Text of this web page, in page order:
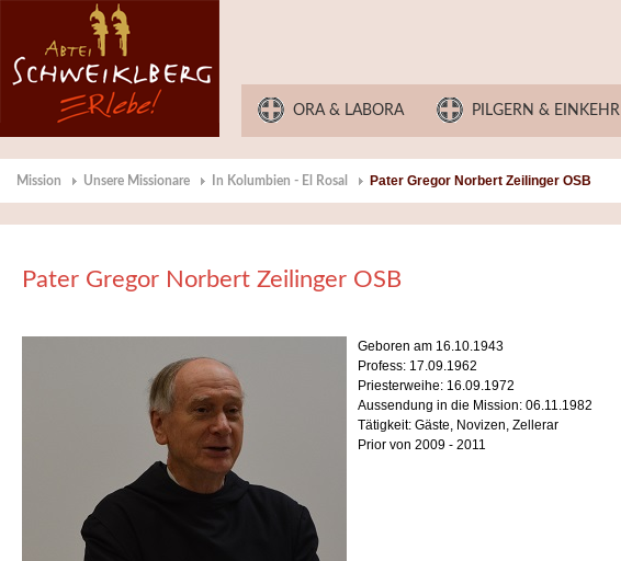
ORA & LABORA PILGERN & EINKEHR
Mission Unsere Missionare In Kolumbien - El Rosal Pater Gregor Norbert Zeilinger OSB
Pater Gregor Norbert Zeilinger OSB
Geboren am 16.10.1943
Profess: 17.09.1962
Priesterweihe: 16.09.1972
Aussendung in die Mission: 06.11.1982
Tätigkeit: Gäste, Novizen, Zellerar
Prior von 2009 - 2011